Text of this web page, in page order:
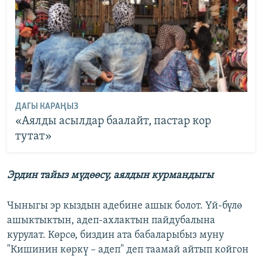
ДАГЫ КАРАҢЫЗ
«Аялды асылдар баалайт, пастар кор
тутат»
Эрдин тайыз мүдөөсү, аялдын курмандыгы
Чыныгы эр кыздын адебине ашык болот. Үй-бүлө
ашыктыктын, адеп-ахлактын пайдубалына
курулат. Көрсө, биздин ата бабаларыбыз муну
"Кишинин көркү – адеп" деп таамай айтып койгон